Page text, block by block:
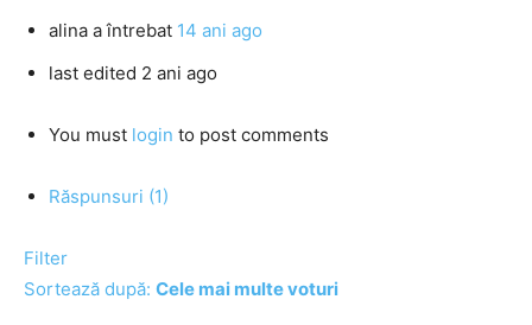
alina a întrebat 14 ani ago
last edited 2 ani ago
You must login to post comments
Răspunsuri (1)
Filter
Sortează după: Cele mai multe voturi